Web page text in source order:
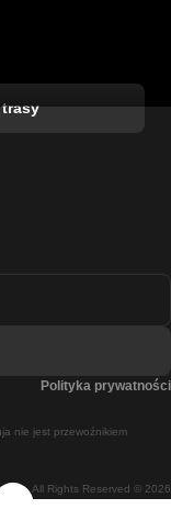
All Rights Reserved © 2026
nie jest przewoźnikiem
Polityka prywatności